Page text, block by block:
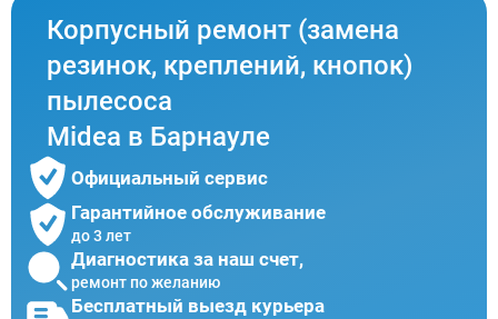
Корпусный ремонт (замена
резинок, креплений, кнопок)
пылесоса
Midea в Барнауле
Официальный сервис
Гарантийное обслуживание
до 3 лет
Диагностика за наш счет,
ремонт по желанию
Бесплатный выезд курьера